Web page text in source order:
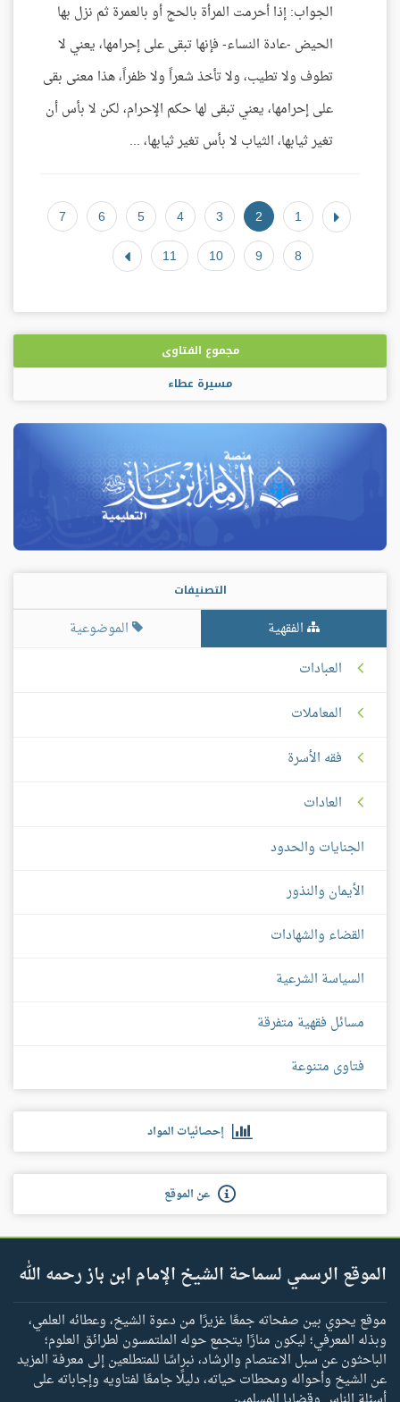
الجواب: إذا أحرمت المرأة بالحج أو بالعمرة ثم نزل بها
الحيض -عادة النساء- فإنها تبقى على إحرامها، يعني لا
تطوف ولا تطيب، ولا تأخذ شعراً ولا ظفراً، هذا معنى بقى
على إحرامها، يعني تبقى لها حكم الإحرام، لكن لا بأس أن
تغير ثيابها، الثياب لا بأس تغير ثيابها، ...
1
2
3
4
5
6
7
8
9
10
11
مجموع الفتاوى
مسيرة عطاء
التصنيفات
الفقهية
الموضوعية
العبادات
المعاملات
فقه الأسرة
العادات
الجنايات والحدود
الأيمان والنذور
القضاء والشهادات
السياسة الشرعية
مسائل فقهية متفرقة
فتاوى متنوعة
إحصائيات المواد
عن الموقع
الموقع الرسمي لسماحة الشيخ الإمام ابن باز رحمه الله
موقع يحوي بين صفحاته جمعًا غزيرًا من دعوة الشيخ، وعطائه العلمي،
وبذله المعرفي؛ ليكون منارًا يتجمع حوله الملتمسون لطرائق العلوم؛
الباحثون عن سبل الاعتصام والرشاد، نبراسًا للمتطلعين إلى معرفة المزيد
عن الشيخ وأحواله ومحطات حياته، دليلًا جامعًا لفتاويه وإجاباته على